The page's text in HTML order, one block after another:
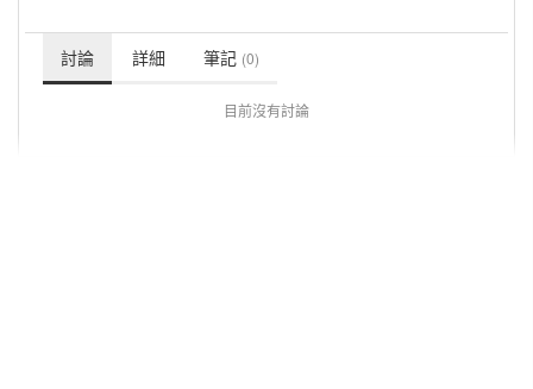
討論 詳細 筆記 (0)
目前沒有討論